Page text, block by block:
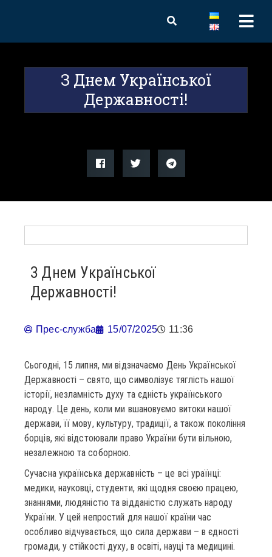
З Днем Української
Державності!
З Днем Української
Державності!
Прес-служба 15/07/2025 11:36
Сьогодні, 15 липня, ми відзначаємо День Української
Державності – свято, що символізує тяглість нашої
історії, незламність духу та єдність українського
народу. Це день, коли ми вшановуємо витоки нашої
держави, її мову, культуру, традиції, а також покоління
борців, які відстоювали право України бути вільною,
незалежною та соборною.
Сучасна українська державність – це всі ураїнці:
медики, науковці, студенти, які щодня своєю працею,
знаннями, людяністю та відданістю служать народу
України. У цей непростий для нашої країни час
особливо відчувається, що сила держави – в єдності
громади, у стійкості духу, в освіті, науці та медицині.